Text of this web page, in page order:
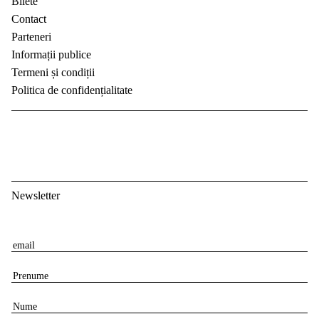
Contact
Parteneri
Informații publice
Termeni și condiții
Politica de confidențialitate
Newsletter
E
a
i
P
eN